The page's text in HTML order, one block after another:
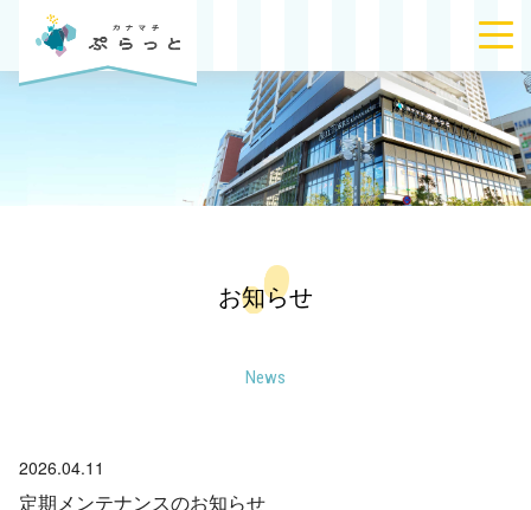
お知らせ
News
2026.04.11
定期メンテナンスのお知らせ